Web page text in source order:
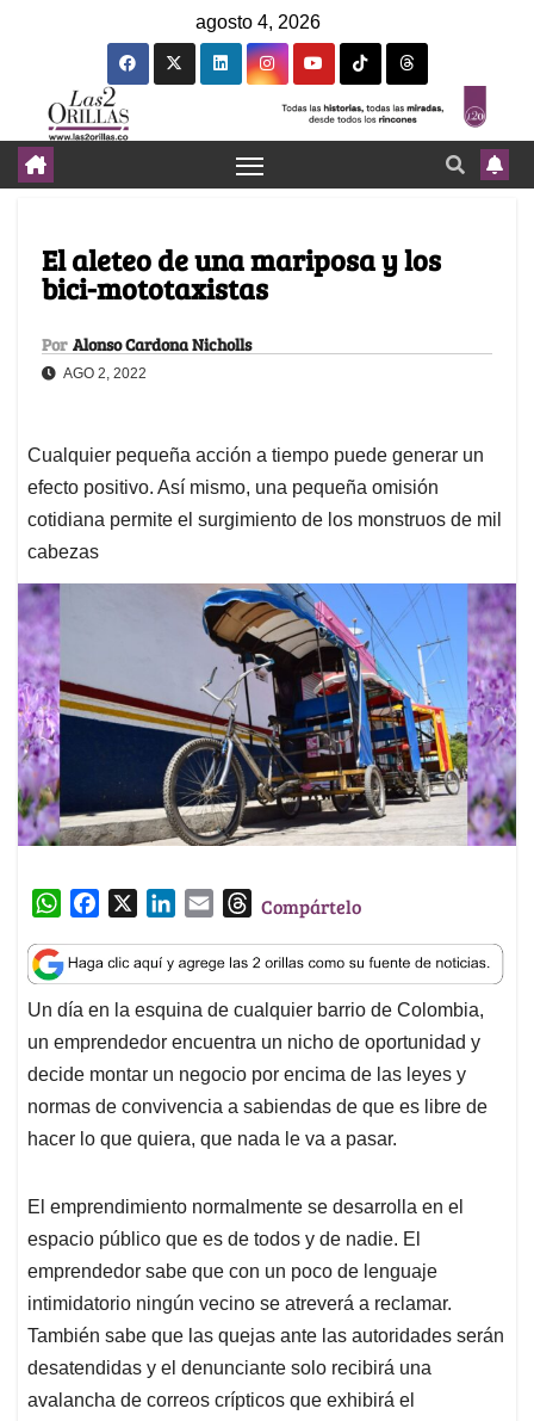
agosto 4, 2026
El aleteo de una mariposa y los
bici-mototaxistas
Por Alonso Cardona Nicholls
AGO 2, 2022
Cualquier pequeña acción a tiempo puede generar un
efecto positivo. Así mismo, una pequeña omisión
cotidiana permite el surgimiento de los monstruos de mil
cabezas
W
a
t
s
A
p
p
c
e
b
o
o
k
n
k
e
d
I
n
a
i
l
T
r
e
a
d
s
Compártelo
Un día en la esquina de cualquier barrio de Colombia,
un emprendedor encuentra un nicho de oportunidad y
decide montar un negocio por encima de las leyes y
normas de convivencia a sabiendas de que es libre de
hacer lo que quiera, que nada le va a pasar.
El emprendimiento normalmente se desarrolla en el
espacio público que es de todos y de nadie. El
emprendedor sabe que con un poco de lenguaje
intimidatorio ningún vecino se atreverá a reclamar.
También sabe que las quejas ante las autoridades serán
desatendidas y el denunciante solo recibirá una
avalancha de correos crípticos que exhibirá el